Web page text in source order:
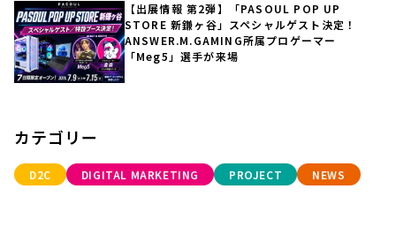
【出展情報 第2弾】「PASOUL POP UP
STORE 新鎌ヶ谷」スペシャルゲスト決定！
ANSWER.M.GAMING所属プロゲーマー
「Meg5」選手が来場
カテゴリー
D2C DIGITAL MARKETING PROJECT NEWS